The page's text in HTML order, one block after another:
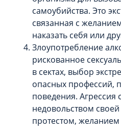
самоубийства. Это
связанная с
наказать себя или
Злоупотребление
рискованное
в сектах, выбор
опасных профессий,
поведения. Агрессия
недовольством
протестом,